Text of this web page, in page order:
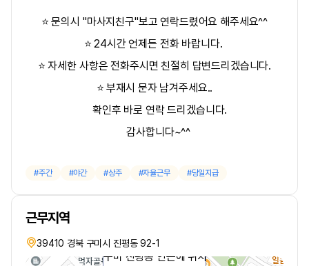
⭐ 문의시 "마사지친구"보고 연락드렸어요 해주세요^^
⭐ 24시간 언제든 전화 바랍니다.
⭐ 자세한 사항은 전화주시면 친절히 답변드리겠습니다.
⭐ 부재시 문자 남겨주세요..
확인후 바로 연락 드리겠습니다.
감사합니다~^^
주간 야간 상주 자율근무 당일지급
근무지역
39410 경북 구미시 진평동 92-1
구미 진평동 인근에 위치